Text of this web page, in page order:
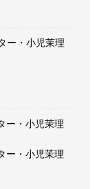
ー・小児茉理
ー・小児茉理
ー・小児茉理